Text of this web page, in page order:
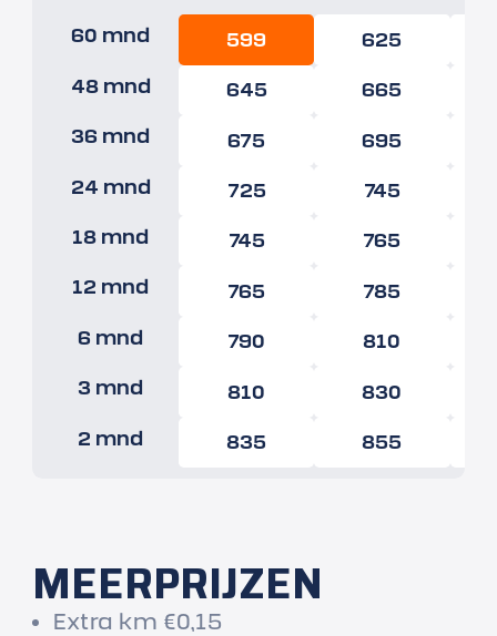
60 mnd 599 625
48 mnd 645 665
36 mnd 675 695
24 mnd 725 745
18 mnd 745 765
12 mnd 765 785
6 mnd 790 810
3 mnd 810 830
2 mnd 835 855
MEERPRIJZEN
Extra km €0,15